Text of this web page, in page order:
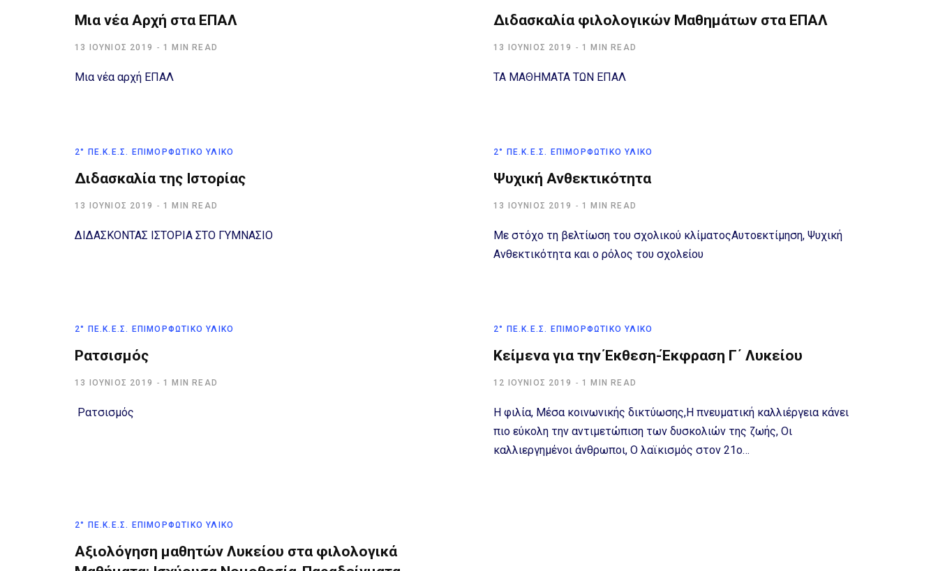
Μια νέα Αρχή στα ΕΠΑΛ
13 ΙΟΎΝΙΟΣ 2019 1 MIN READ
Μια νέα αρχή ΕΠΑΛ
Διδασκαλία φιλολογικών Μαθημάτων στα ΕΠΑΛ
13 ΙΟΎΝΙΟΣ 2019 1 MIN READ
ΤΑ ΜΑΘΗΜΑΤΑ ΤΩΝ ΕΠΑΛ
2° ΠΕ.Κ.Ε.Σ. ΕΠΙΜΟΡΦΩΤΙΚΌ ΥΛΙΚΌ
Διδασκαλία της Ιστορίας
13 ΙΟΎΝΙΟΣ 2019 1 MIN READ
ΔΙΔΑΣΚΟΝΤΑΣ ΙΣΤΟΡΙΑ ΣΤΟ ΓΥΜΝΑΣΙΟ
2° ΠΕ.Κ.Ε.Σ. ΕΠΙΜΟΡΦΩΤΙΚΌ ΥΛΙΚΌ
Ψυχική Ανθεκτικότητα
13 ΙΟΎΝΙΟΣ 2019 1 MIN READ
Με στόχο τη βελτίωση του σχολικού κλίματοςΑυτοεκτίμηση, Ψυχική
Ανθεκτικότητα και ο ρόλος του σχολείου
2° ΠΕ.Κ.Ε.Σ. ΕΠΙΜΟΡΦΩΤΙΚΌ ΥΛΙΚΌ
Ρατσισμός
13 ΙΟΎΝΙΟΣ 2019 1 MIN READ
Ρατσισμός
2° ΠΕ.Κ.Ε.Σ. ΕΠΙΜΟΡΦΩΤΙΚΌ ΥΛΙΚΌ
Κείμενα για την Έκθεση-Έκφραση Γ΄ Λυκείου
12 ΙΟΎΝΙΟΣ 2019 1 MIN READ
Η φιλία, Μέσα κοινωνικής δικτύωσης,Η πνευματική καλλιέργεια κάνει
πιο εύκολη την αντιμετώπιση των δυσκολιών της ζωής, Οι
καλλιεργημένοι άνθρωποι, Ο λαϊκισμός στον 21ο…
2° ΠΕ.Κ.Ε.Σ. ΕΠΙΜΟΡΦΩΤΙΚΌ ΥΛΙΚΌ
Αξιολόγηση μαθητών Λυκείου στα φιλολογικά